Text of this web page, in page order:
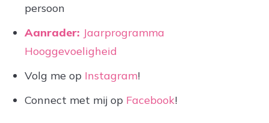
persoon
Aanrader: Jaarprogramma
Hooggevoeligheid
Volg me op Instagram!
Connect met mij op Facebook!